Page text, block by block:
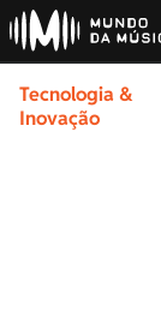
Tecnologia &
Inovação